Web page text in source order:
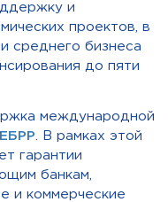
и
проектов, в
среднего бизнеса
до пяти
международной
ЕБРР . В рамках этой
гарантии
банкам,
и коммерческие